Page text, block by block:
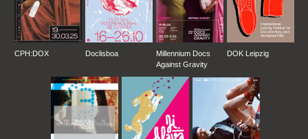
CPH:DOX Doclisboa
Millennium Docs
Against Gravity
DOK Leipzig